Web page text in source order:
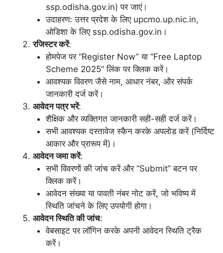
ssp.odisha.gov.in) पर जाएं।
उदाहरण: उत्तर प्रदेश के लिए upcmo.up.nic.in,
ओडिशा के लिए ssp.odisha.gov.in।
रजिस्टर करें:
होमपेज पर “Register Now” या “Free Laptop
Scheme 2025” लिंक पर क्लिक करें।
आवश्यक विवरण जैसे नाम, आधार नंबर, और संपर्क
जानकारी दर्ज करें।
आवेदन पत्र भरें:
शैक्षिक और व्यक्तिगत जानकारी सही-सही दर्ज करें।
सभी आवश्यक दस्तावेज स्कैन करके अपलोड करें (निर्दिष्ट
आकार और प्रारूप में)।
आवेदन जमा करें:
सभी विवरणों की जांच करें और “Submit” बटन पर
क्लिक करें।
आवेदन संख्या या पावती नंबर नोट करें, जो भविष्य में
स्थिति जांचने के लिए उपयोगी होगा।
आवेदन स्थिति की जांच:
वेबसाइट पर लॉगिन करके अपनी आवेदन स्थिति ट्रैक
करें।